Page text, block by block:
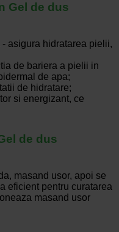
Gel de dus
asigura hidratarea pielii,
de bariera a pielii in
de apa;
de hidratare;
si energizant, ce
de dus
masand usor, apoi se
eficient pentru curatarea
masand usor